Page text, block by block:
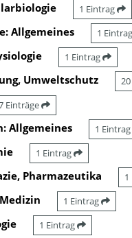
1 Eintrag
Allgemeines 1 Eintrag
1 Eintrag
Umweltschutz
Einträge
Allgemeines 1 Eintrag
1 Eintrag
Pharmazeutika 1
1 Eintrag
1 Eintrag